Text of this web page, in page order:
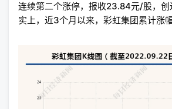
连续第二个涨停，报收23.84元/股，创
实上，近3个月以来，彩虹集团累计涨